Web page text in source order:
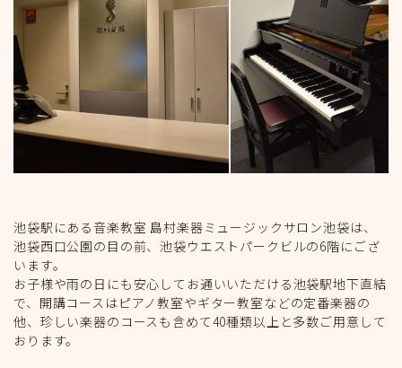
池袋駅にある音楽教室 島村楽器ミュージックサロン池袋は、
池袋西口公園の目の前、池袋ウエストパークビルの6階にござ
います。
お子様や雨の日にも安心してお通いいただける池袋駅地下直結
で、開講コースはピアノ教室やギター教室などの定番楽器の
他、珍しい楽器のコースも含めて40種類以上と多数ご用意して
おります。